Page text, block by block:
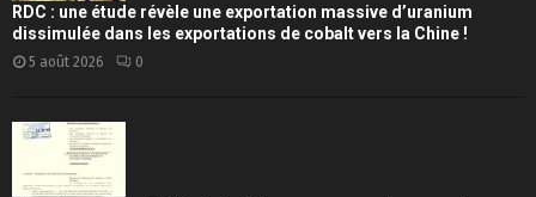
RDC : une étude révèle une exportation massive d’uranium
dissimulée dans les exportations de cobalt vers la Chine !
5 août 2026 0